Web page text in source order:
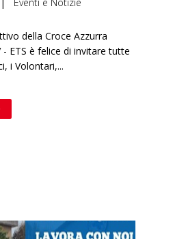
Eventi e Notizie
della Croce Azzurra
ETS è felice di invitare tutte
i Volontari,...